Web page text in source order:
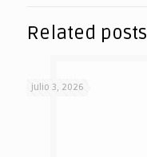
Related posts
julio 3, 2026